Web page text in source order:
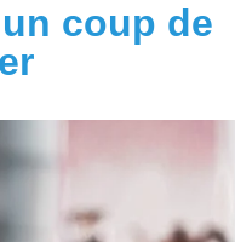
coup de